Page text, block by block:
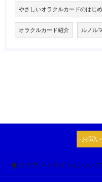
やさしいオラクルカードのはじ
オラクルカード紹介 ルノル
お問
🏠ラブアンドライトについて